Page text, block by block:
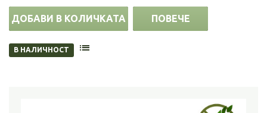
ДОБАВИ В КОЛИЧКАТА ПОВЕЧЕ
В НАЛИЧНОСТ